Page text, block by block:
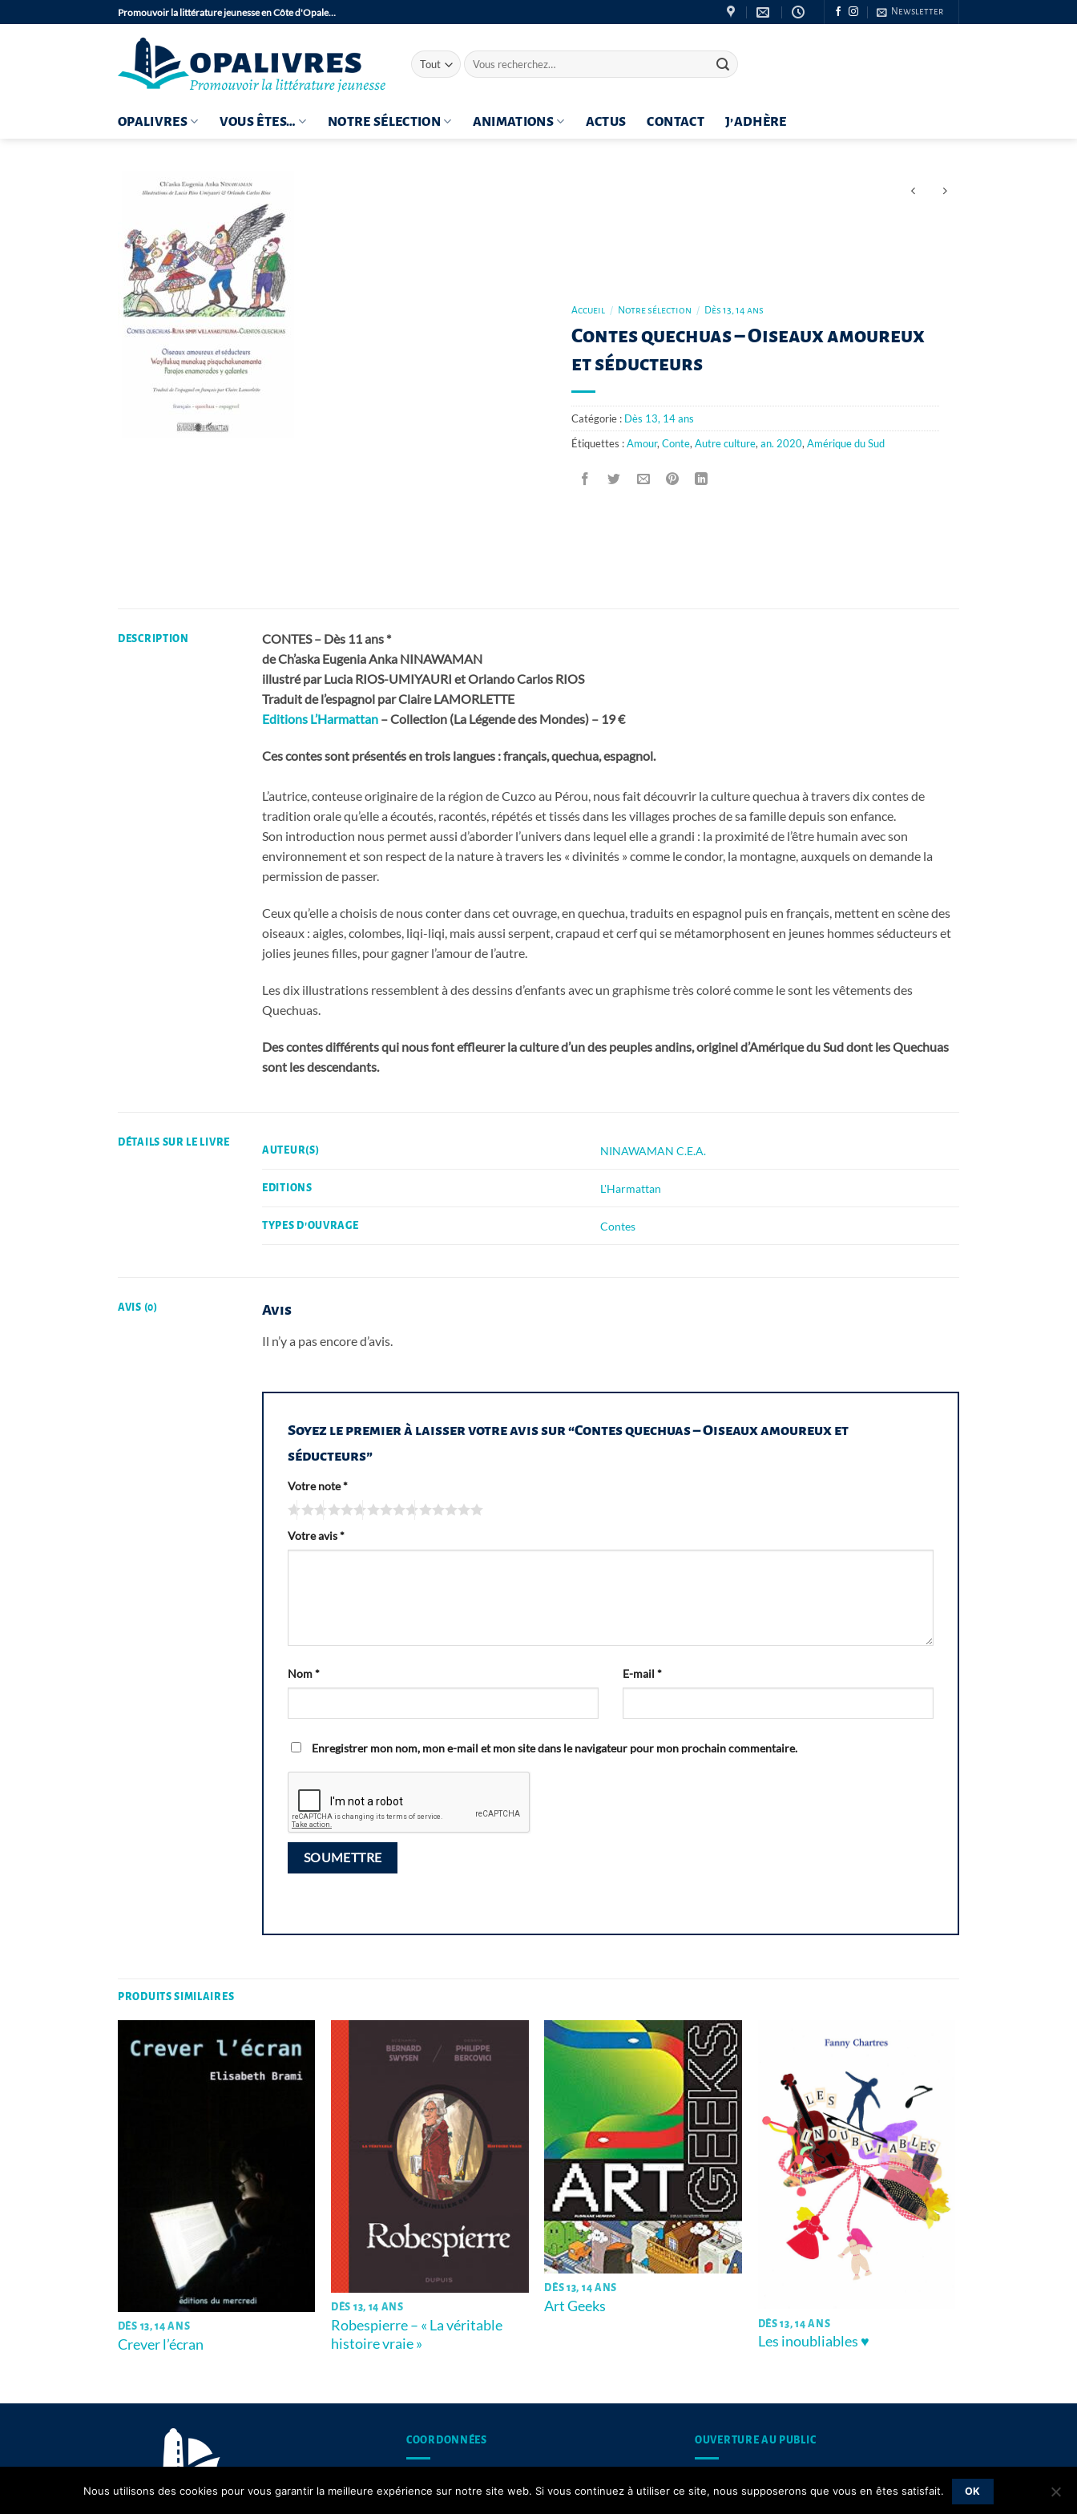
au
Promouvoir la littérature jeunesse en Côte d'Opale… Newsletter
Recherche
pour :
OPALIVRES VOUS ÊTES… NOTRE SÉLECTION ANIMATIONS ACTUS CONTACT J’ADHÈRE
Accueil / Notre sélection / Dès 13, 14 ans
Contes quechuas – Oiseaux amoureux
et séducteurs
Catégorie : Dès 13, 14 ans
Étiquettes :Amour, Conte, Autre culture, an. 2020, Amérique du Sud
DESCRIPTION
CONTES – Dès 11 ans *
de Ch’aska Eugenia Anka NINAWAMAN
illustré par Lucia RIOS-UMIYAURI et Orlando Carlos RIOS
Traduit de l’espagnol par Claire LAMORLETTE
Editions L’Harmattan – Collection (La Légende des Mondes) – 19 €
Ces contes sont présentés en trois langues : français, quechua, espagnol.
L’autrice, conteuse originaire de la région de Cuzco au Pérou, nous fait découvrir la culture quechua à travers dix contes de
tradition orale qu’elle a écoutés, racontés, répétés et tissés dans les villages proches de sa famille depuis son enfance.
Son introduction nous permet aussi d’aborder l’univers dans lequel elle a grandi : la proximité de l’être humain avec son
environnement et son respect de la nature à travers les « divinités » comme le condor, la montagne, auxquels on demande la
permission de passer.
Ceux qu’elle a choisis de nous conter dans cet ouvrage, en quechua, traduits en espagnol puis en français, mettent en scène des
oiseaux : aigles, colombes, liqi-liqi, mais aussi serpent, crapaud et cerf qui se métamorphosent en jeunes hommes séducteurs et
jolies jeunes filles, pour gagner l’amour de l’autre.
Les dix illustrations ressemblent à des dessins d’enfants avec un graphisme très coloré comme le sont les vêtements des
Quechuas.
Des contes différents qui nous font effleurer la culture d’un des peuples andins, originel d’Amérique du Sud dont les Quechuas
sont les descendants.
DÉTAILS SUR LE LIVRE
AUTEUR(S) NINAWAMAN C.E.A.
EDITIONS L'Harmattan
TYPES D'OUVRAGE Contes
AVIS (0) Avis
Il n’y a pas encore d’avis.
Soyez le premier à laisser votre avis sur “Contes quechuas – Oiseaux amoureux et
séducteurs”
Votre note*
Votre avis*
Nom* E-mail *
Enregistrer mon nom, mon e-mail et mon site dans le navigateur pour mon prochain commentaire.
PRODUITS SIMILAIRES
DÈS 13, 14 ANS
Crever l’écran
DÈS 13, 14 ANS
Robespierre – « La véritable
histoire vraie »
DÈS 13, 14 ANS
Art Geeks
DÈS 13, 14 ANS
Les inoubliables ♥
COORDONNÉES OUVERTURE AU PUBLIC
Nous utilisons des cookies pour vous garantir la meilleure expérience sur notre site web. Si vous continuez à utiliser ce site, nous supposerons que vous en êtes satisfait. OK